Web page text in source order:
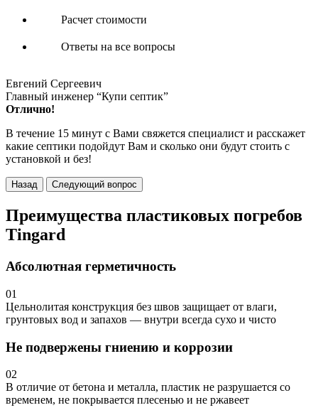
Расчет стоимости
Ответы на все вопросы
Евгений Сергеевич
Главный инженер “Купи септик”
Отлично!
В течение 15 минут с Вами свяжется специалист и расскажет
какие септики подойдут Вам и сколько они будут стоить с
установкой и без!
Назад Следующий вопрос
Преимущества пластиковых погребов
Tingard
Абсолютная герметичность
01
Цельнолитая конструкция без швов защищает от влаги,
грунтовых вод и запахов — внутри всегда сухо и чисто
Не подвержены гниению и коррозии
02
В отличие от бетона и металла, пластик не разрушается со
временем, не покрывается плесенью и не ржавеет